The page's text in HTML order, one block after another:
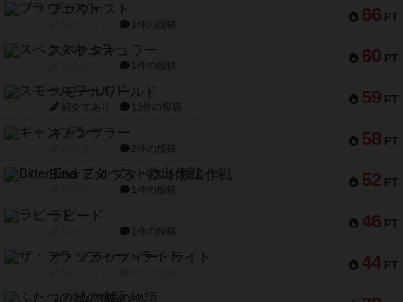
66 PT
ブラヴェスト
1件の投稿
60 PT
スペクタキュラー
1件の投稿
59 PT
スモールワールド
紹介文あり 13件の投稿
58 PT
ギャンブラー
2件の投稿
52 PT
Bitter End ブタペスト救出作戦
1件の投稿
46 PT
ラピード
1件の投稿
44 PT
ザ・フラッフィー・ライト
ふたつの城の物語